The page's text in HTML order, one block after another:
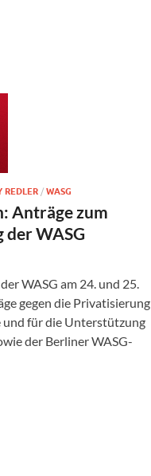
REDLER / WASG
Anträge zum
WASG
WASG am 24. und 25.
gegen die Privatisierung
und für die Unterstützung
der Berliner WASG-